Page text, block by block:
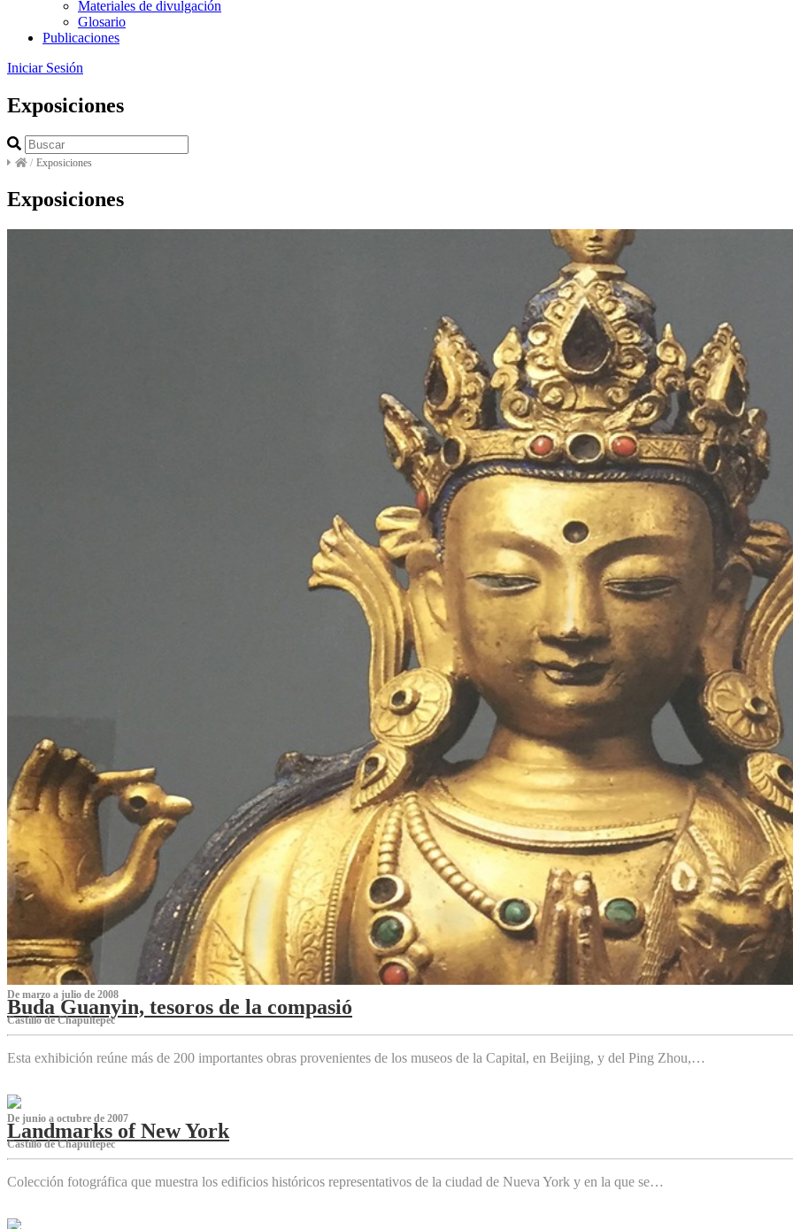
Materiales de divulgación
Glosario
Publicaciones
Iniciar Sesión
Exposiciones
/ Exposiciones
Exposiciones
De marzo a julio de 2008
Buda Guanyin, tesoros de la compasió
Castillo de Chapultepec
Esta exhibición reúne más de 200 importantes obras provenientes de los museos de la Capital, en Beijing, y del Ping Zhou,…
De junio a octubre de 2007
Landmarks of New York
Castillo de Chapultepec
Colección fotográfica que muestra los edificios históricos representativos de la ciudad de Nueva York y en la que se…